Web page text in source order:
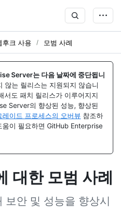
후크 사용 모범 사례
Server는 다음 날짜에 중단됩니
않는 릴리스는 지원되지 않습니
서도 패치 릴리스가 이루어지지
Server의 향상된 성능, 향상된
레이드 프로세스의 오버뷰 참조하
이 필요하면 GitHub Enterprise
대한 모범 사례
보안 및 성능을 향상시